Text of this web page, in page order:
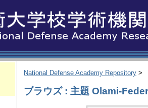
National Defense Academy Repository >
ブラウズ : 主題 Olami-